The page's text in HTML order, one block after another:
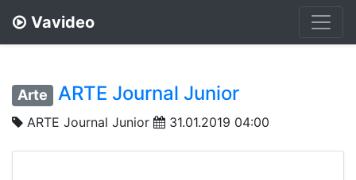
Vavideo
Arte ARTE Journal Junior
ARTE Journal Junior 31.01.2019 04:00